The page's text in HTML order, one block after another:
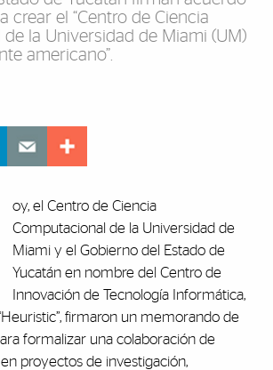
crear el “Centro de Ciencia
la Universidad de Miami (UM)
americano”.
oy, el Centro de Ciencia
Computacional de la Universidad de
Miami y el Gobierno del Estado de
Yucatán en nombre del Centro de
Innovación de Tecnología Informática,
firmaron un memorando de
formalizar una colaboración de
proyectos de investigación,